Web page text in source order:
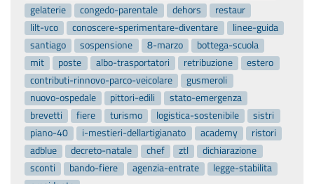
gelaterie
congedo-parentale dehors
restaur
lilt-vco
conoscere-sperimentare-diventare
linee-guida
santiago
sospensione 8-marzo
bottega-scuola
mit
poste albo-trasportatori retribuzione
estero
contributi-rinnovo-parco-veicolare
gusmeroli
nuovo-ospedale
pittori-edili
stato-emergenza
brevetti
fiere turismo logistica-sostenibile
sistri
piano-40
i-mestieri-dellartigianato academy
ristori
adblue
decreto-natale chef ztl
dichiarazione
sconti
bando-fiere agenzia-entrate
legge-stabilita